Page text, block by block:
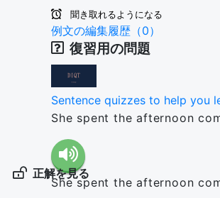
聞き取れるようになる
例文の編集履歴（0）
復習用の問題
Sentence quizzes to help you
She spent the afternoon
正解を見る
She spent the afternoon